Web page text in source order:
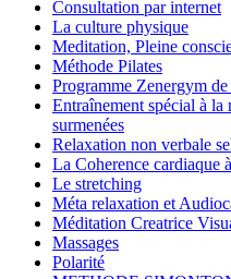
Consultation par internet
La culture physique
Meditation, Pleine
Méthode Pilates
Programme Zenergym
Entraînement spécial à la
surmenées
Relaxation non verbale
La Coherence cardiaque
Le stretching
Méta relaxation et
Méditation Creatrice
Massages
Polarité